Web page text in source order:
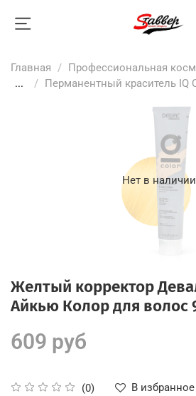
Главная
Профессиональная
...
Перманентный краситель IQ
Нет в наличии
Желтый корректор
Айкью Колор для волос
(0)
В избранное
609 руб